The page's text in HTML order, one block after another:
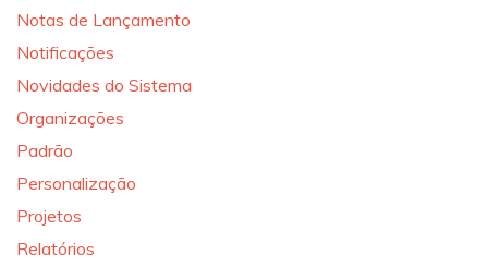
Notas de Lançamento
Notificações
Novidades do Sistema
Organizações
Padrão
Personalização
Projetos
Relatórios